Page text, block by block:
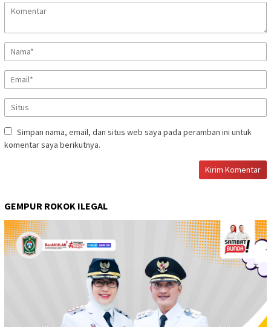
Simpan nama, email, dan situs web saya pada peramban ini untuk
komentar saya berikutnya.
GEMPUR ROKOK ILEGAL